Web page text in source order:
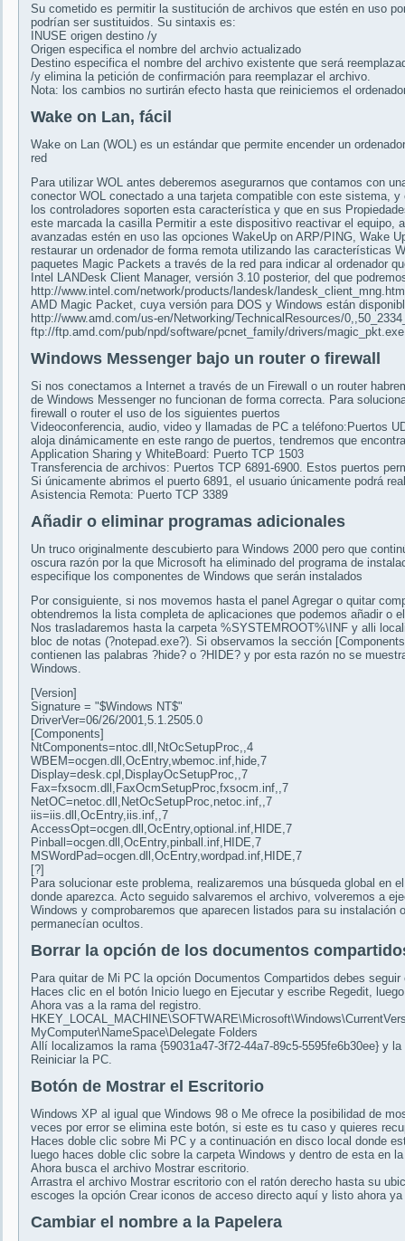
Su cometido es permitir la sustitución de archivos que estén en uso
podrían ser sustituidos. Su sintaxis es:
INUSE origen destino /y
Origen especifica el nombre del archvio actualizado
Destino especifica el nombre del archivo existente que será
/y elimina la petición de confirmación para reemplazar el archivo.
Nota: los cambios no surtirán efecto hasta que reiniciemos el
Wake on Lan, fácil
Wake on Lan (WOL) es un estándar que permite encender un
red
Para utilizar WOL antes deberemos asegurarnos que contamos con
conector WOL conectado a una tarjeta compatible con este sistema,
los controladores soporten esta característica y que en sus
este marcada la casilla Permitir a este dispositivo reactivar el equipo,
avanzadas estén en uso las opciones WakeUp on ARP/PING, Wake
restaurar un ordenador de forma remota utilizando las características
paquetes Magic Packets a través de la red para indicar al ordenador
Intel LANDesk Client Manager, versión 3.10 posterior, del que
http://www.intel.com/network/products/landesk/
AMD Magic Packet, cuya versión para DOS y Windows están
http://www.amd.com/us-en/Networking/TechnicalResources/
ftp://ftp.amd.com/pub/npd/software/pcnet_family/drivers/
Windows Messenger bajo un router o firewall
Si nos conectamos a Internet a través de un Firewall o un router
de Windows Messenger no funcionan de forma correcta. Para
firewall o router el uso de los siguientes puertos
Videoconferencia, audio, video y llamadas de PC a teléfono:Puertos
aloja dinámicamente en este rango de puertos, tendremos que
Application Sharing y WhiteBoard: Puerto TCP 1503
Transferencia de archivos: Puertos TCP 6891-6900. Estos puertos
Si únicamente abrimos el puerto 6891, el usuario únicamente podrá
Asistencia Remota: Puerto TCP 3389
Añadir o eliminar programas adicionales
Un truco originalmente descubierto para Windows 2000 pero que
oscura razón por la que Microsoft ha eliminado del programa de
especifique los componentes de Windows que serán instalados
Por consiguiente, si nos movemos hasta el panel Agregar o quitar
obtendremos la lista completa de aplicaciones que podemos añadir o
Nos trasladaremos hasta la carpeta %SYSTEMROOT%\INF y alli
bloc de notas (?notepad.exe?). Si observamos la sección
contienen las palabras ?hide? o ?HIDE? y por esta razón no se
Windows.
[Version]
Signature = "$Windows NT$"
DriverVer=06/26/2001,5.1.2505.0
[Components]
NtComponents=ntoc.dll,NtOcSetupProc,,4
WBEM=ocgen.dll,OcEntry,wbemoc.inf,hide,7
Display=desk.cpl,DisplayOcSetupProc,,7
Fax=fxsocm.dll,FaxOcmSetupProc,fxsocm.inf,,7
NetOC=netoc.dll,NetOcSetupProc,netoc.inf,,7
iis=iis.dll,OcEntry,iis.inf,,7
AccessOpt=ocgen.dll,OcEntry,optional.inf,HIDE,7
Pinball=ocgen.dll,OcEntry,pinball.inf,HIDE,7
MSWordPad=ocgen.dll,OcEntry,wordpad.inf,HIDE,7
[?]
Para solucionar este problema, realizaremos una búsqueda global en
donde aparezca. Acto seguido salvaremos el archivo, volveremos a
Windows y comprobaremos que aparecen listados para su
permanecían ocultos.
Borrar la opción de los documentos
Para quitar de Mi PC la opción Documentos Compartidos debes
Haces clic en el botón Inicio luego en Ejecutar y escribe Regedit,
Ahora vas a la rama del registro.
MyComputer\NameSpace\Delegate Folders
Allí localizamos la rama {59031a47-3f72-44a7-89c5-5595fe6b30ee} y la
Reiniciar la PC.
Botón de Mostrar el Escritorio
Windows XP al igual que Windows 98 o Me ofrece la posibilidad de
veces por error se elimina este botón, si este es tu caso y quieres
Haces doble clic sobre Mi PC y a continuación en disco local donde
luego haces doble clic sobre la carpeta Windows y dentro de esta en
Ahora busca el archivo Mostrar escritorio.
Arrastra el archivo Mostrar escritorio con el ratón derecho hasta su
escoges la opción Crear iconos de acceso directo aquí y listo ahora
Cambiar el nombre a la Papelera